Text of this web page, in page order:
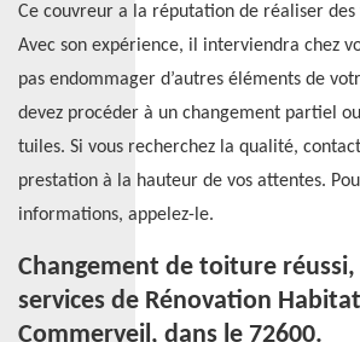
Ce couvreur a la réputation de réaliser
Avec son expérience, il interviendra chez
pas endommager d’autres éléments de
devez procéder à un changement partiel
tuiles. Si vous recherchez la qualité,
prestation à la hauteur de vos attentes.
informations, appelez-le.
Changement de toiture
services de Rénovation
Commerveil, dans le 72600.